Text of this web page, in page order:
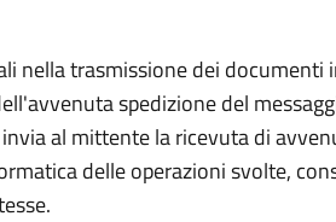
nella trasmissione dei
spedizione del
al mittente la ricevuta di
delle operazioni svolte,